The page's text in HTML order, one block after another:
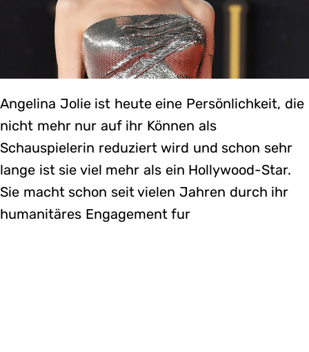
Angelina Jolie ist heute eine Persönlichkeit, die
nicht mehr nur auf ihr Können als
Schauspielerin reduziert wird und schon sehr
lange ist sie viel mehr als ein Hollywood-Star.
Sie macht schon seit vielen Jahren durch ihr
humanitäres Engagement fur